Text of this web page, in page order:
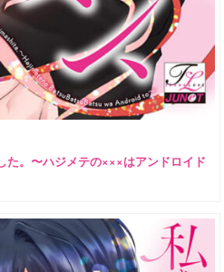
た。〜ハジメテの×××はアンドロイド